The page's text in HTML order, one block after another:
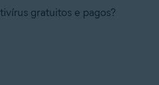
gratuitos e pagos?